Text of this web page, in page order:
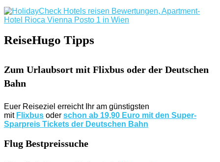
ReiseHugo Tipps
Zum Urlaubsort mit Flixbus oder der Deutschen
Bahn
Euer Reiseziel erreicht Ihr am günstigsten
mit Flixbus oder schon ab 19,90 Euro mit den Super-
Sparpreis Tickets der Deutschen Bahn
Flug Bestpreissuche